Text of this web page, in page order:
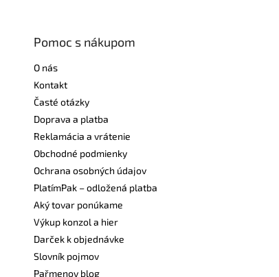
Pomoc s nákupom
O nás
Kontakt
Časté otázky
Doprava a platba
Reklamácia a vrátenie
Obchodné podmienky
Ochrana osobných údajov
PlatímPak – odložená platba
Aký tovar ponúkame
Výkup konzol a hier
Darček k objednávke
Slovník pojmov
Pařmenov blog